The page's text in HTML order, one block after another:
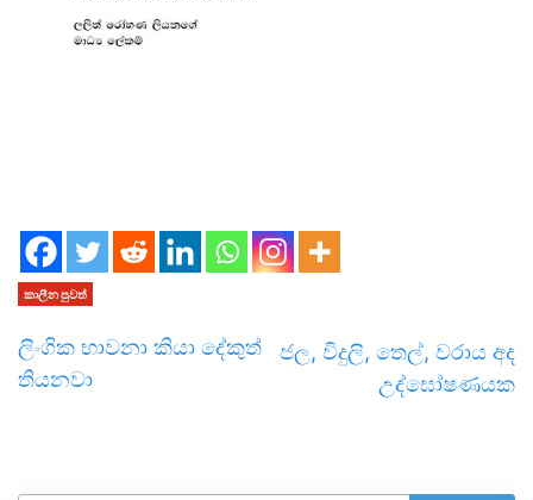
කාලීන පුවත්
ලිංගික භාවනා කියා දේකුත්
තියනවා
ජල, විදුලි, තෙල්, වරාය අද
උද්ඝෝෂණයක